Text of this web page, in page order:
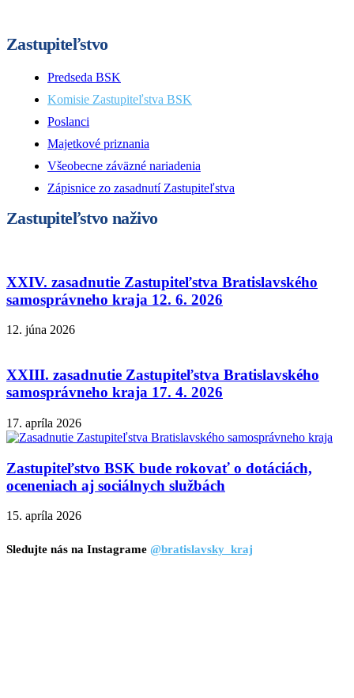
Zastupiteľstvo
Predseda BSK
Komisie Zastupiteľstva BSK
Poslanci
Majetkové priznania
Všeobecne záväzné nariadenia
Zápisnice zo zasadnutí Zastupiteľstva
Zastupiteľstvo naživo
XXIV. zasadnutie Zastupiteľstva Bratislavského
samosprávneho kraja 12. 6. 2026
12. júna 2026
XXIII. zasadnutie Zastupiteľstva Bratislavského
samosprávneho kraja 17. 4. 2026
17. apríla 2026
Zastupiteľstvo BSK bude rokovať o dotáciách,
oceneniach aj sociálnych službách
15. apríla 2026
Sledujte nás na Instagrame @bratislavsky_kraj